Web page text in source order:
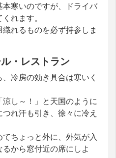
寒いのですが、ドライバ
れます。
れるものを必ず持参しま
・レストラン
冷房の効き具合は寒いく
し～！」と天国のように
れ汗も引き、徐々に冷え
ちょっと外に、外気が入
から窓付近の席にしよ